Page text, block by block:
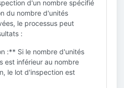
d'un nombre spécifié
du nombre d'unités
le processus peut
:
:** Si le nombre d'unités
est inférieur au nombre
le lot d'inspection est